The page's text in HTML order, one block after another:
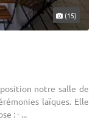
(15)
notre salle de
laïques. Elle
: - ...